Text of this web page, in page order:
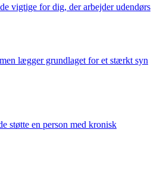
vigtige for dig, der arbejder udendørs
lægger grundlaget for et stærkt syn
støtte en person med kronisk